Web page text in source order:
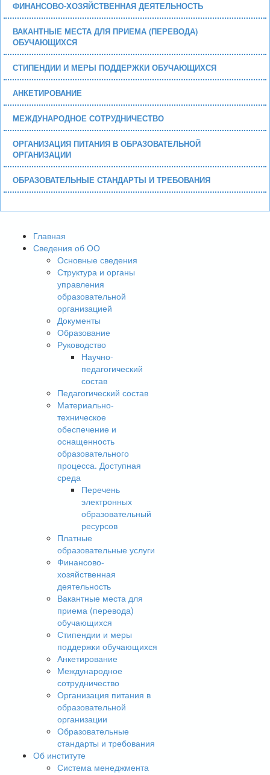
ФИНАНСОВО-ХОЗЯЙСТВЕННАЯ ДЕЯТЕЛЬНОСТЬ
ВАКАНТНЫЕ МЕСТА ДЛЯ ПРИЕМА (ПЕРЕВОДА)
ОБУЧАЮЩИХСЯ
СТИПЕНДИИ И МЕРЫ ПОДДЕРЖКИ ОБУЧАЮЩИХСЯ
АНКЕТИРОВАНИЕ
МЕЖДУНАРОДНОЕ СОТРУДНИЧЕСТВО
ОРГАНИЗАЦИЯ ПИТАНИЯ В ОБРАЗОВАТЕЛЬНОЙ
ОРГАНИЗАЦИИ
ОБРАЗОВАТЕЛЬНЫЕ СТАНДАРТЫ И ТРЕБОВАНИЯ
Главная
Сведения об ОО
Основные сведения
Структура и органы
управления
образовательной
организацией
Документы
Образование
Руководство
Научно-
педагогический
состав
Педагогический состав
Материально-
техническое
обеспечение и
оснащенность
образовательного
процесса. Доступная
среда
Перечень
электронных
образовательный
ресурсов
Платные
образовательные услуги
Финансово-
хозяйственная
деятельность
Вакантные места для
приема (перевода)
обучающихся
Стипендии и меры
поддержки обучающихся
Анкетирование
Международное
сотрудничество
Организация питания в
образовательной
организации
Образовательные
стандарты и требования
Об институте
Система менеджмента